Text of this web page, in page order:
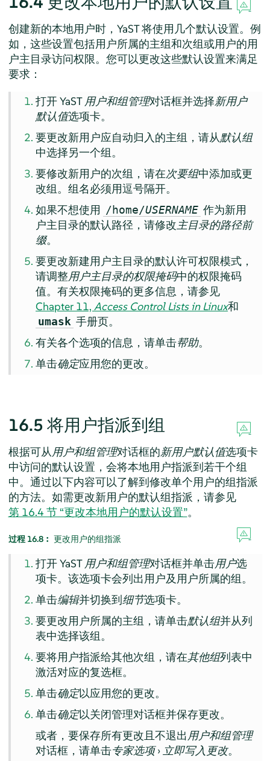
创建新的本地用户时，YaST 将使用几个默认设置。例
如，这些设置包括用户所属的主组和次组或用户的用
户主目录访问权限。您可以更改这些默认设置来满足
要求：
打开 YaST 用户和组管理对话框并选择新用户
默认值选项卡。
要更改新用户应自动归入的主组，请从默认组
中选择另一个组。
要修改新用户的次组，请在次要组中添加或更
改组。组名必须用逗号隔开。
如果不想使用 /home/USERNAME 作为新用
户主目录的默认路径，请修改主目录的路径前
缀。
要更改新建用户主目录的默认许可权限模式，
请调整用户主目录的权限掩码中的权限掩码
值。有关权限掩码的更多信息，请参见
Chapter 11,Access Control Lists in Linux和
umask 手册页。
有关各个选项的信息，请单击帮助。
单击确定应用您的更改。
16.5 将用户指派到组
根据可从用户和组管理对话框的新用户默认值选项卡
中访问的默认设置，会将本地用户指派到若干个组
中。通过以下内容可以了解到修改单个用户的组指派
的方法。如需更改新用户的默认组指派，请参见
第 16.4 节 “更改本地用户的默认设置”。
过程 16.8︰ 更改用户的组指派
打开 YaST 用户和组管理对话框并单击用户选
项卡。该选项卡会列出用户及用户所属的组。
单击编辑并切换到细节选项卡。
要更改用户所属的主组，请单击默认组并从列
表中选择该组。
要将用户指派给其他次组，请在其他组列表中
激活对应的复选框。
单击确定以应用您的更改。
单击确定以关闭管理对话框并保存更改。
或者，要保存所有更改且不退出用户和组管理
对话框，请单击专家选项› 立即写入更改。